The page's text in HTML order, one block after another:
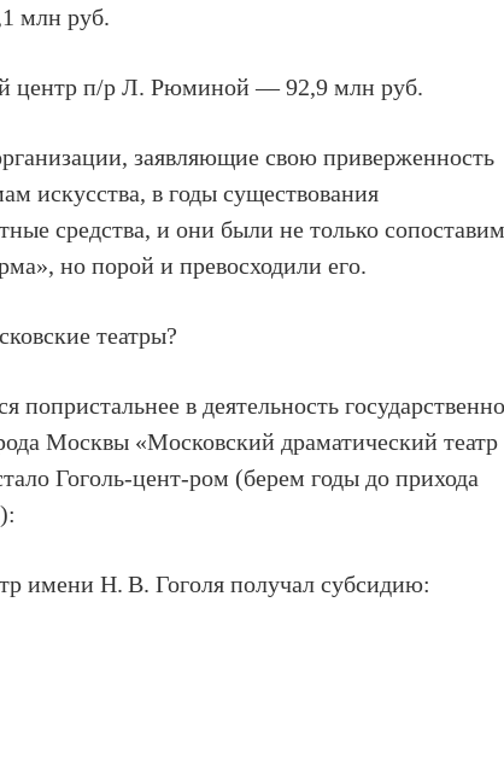
млн руб.
центр п/р Л. Рюминой — 92,9 млн руб.
заявляющие свою приверженность
искусства, в годы существования
средства, и они были не только
но порой и превосходили его.
театры?
в деятельность
Москвы «Московский драматический театр
Гоголь-цент-ром (берем годы до прихода
имени Н. В. Гоголя получал субсидию: